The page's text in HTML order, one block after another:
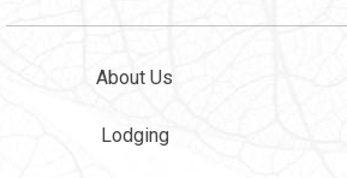
About Us
Lodging